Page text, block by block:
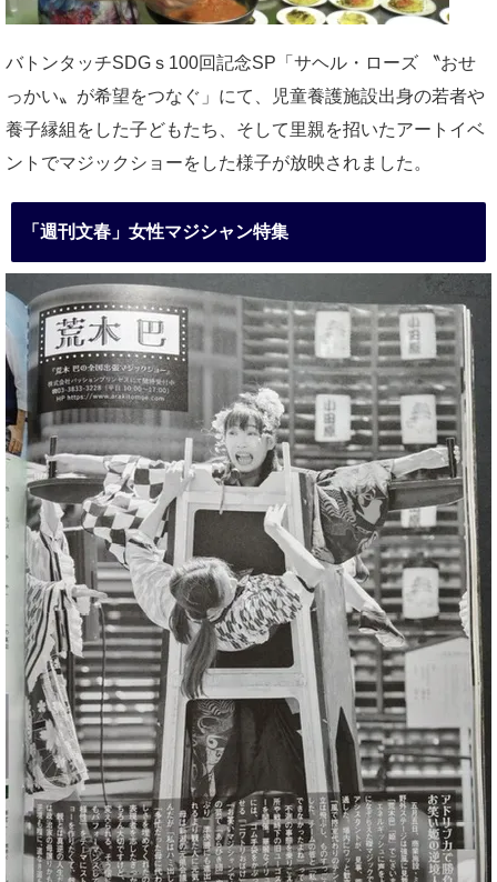
バトンタッチSDGｓ100回記念SP「サヘル・ローズ 〝おせ
っかい〟が希望をつなぐ」にて、児童養護施設出身の若者や
養子縁組をした子どもたち、そして里親を招いたアートイベ
ントでマジックショーをした様子が放映されました。
「週刊文春」女性マジシャン特集